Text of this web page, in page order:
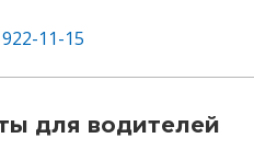
11-15
для водителей